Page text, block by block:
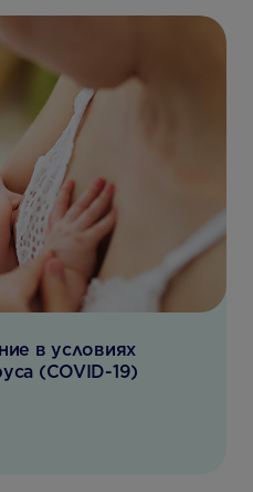
в условиях
(COVID-19)